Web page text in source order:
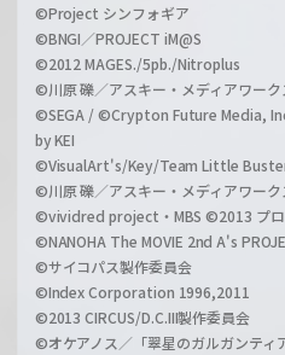
©Project シンフォギア
©BNGI／PROJECT iM@S
©2012 MAGES./5pb./Nitroplus
©川原 礫／アスキー・メディアワー
©SEGA / ©Crypton Future Media,
by KEI
©VisualArt's/Key/Team Little
©川原 礫／アスキー・メディアワー
©vividred project・MBS ©2013 プロ
©NANOHA The MOVIE 2nd A's
©サイコパス製作委員会
©Index Corporation 1996,2011
©2013 CIRCUS/D.C.III製作委員会
©オケアノス／「翠星のガルガンティ